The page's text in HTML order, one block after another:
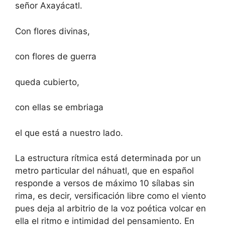
señor Axayácatl.
Con flores divinas,
con flores de guerra
queda cubierto,
con ellas se embriaga
el que está a nuestro lado.
La estructura rítmica está determinada por un
metro particular del náhuatl, que en español
responde a versos de máximo 10 sílabas sin
rima, es decir, versificación libre como el viento
pues deja al arbitrio de la voz poética volcar en
ella el ritmo e intimidad del pensamiento. En